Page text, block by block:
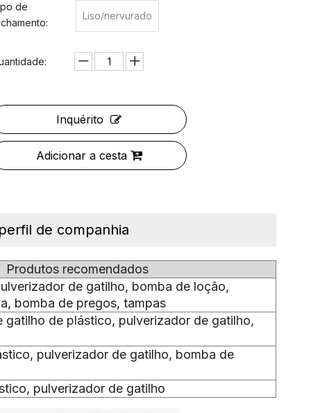
de
Liso/nervurado
Inquérito
Adicionar a cesta
perfil de companhia
Produtos recomendados
de gatilho, bomba de loção,
bomba de pregos, tampas
gatilho de plástico, pulverizador de gatilho,
pulverizador de gatilho, bomba de
pulverizador de gatilho